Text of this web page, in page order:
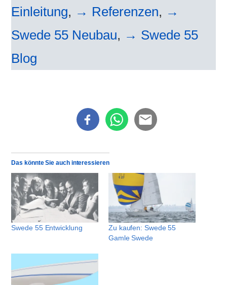
Einleitung, → Referenzen, →
Swede 55 Neubau, → Swede 55
Blog
Das könnte Sie auch interessieren
Swede 55 Entwicklung
Zu kaufen: Swede 55
Gamle Swede